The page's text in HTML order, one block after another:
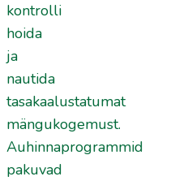
kontrolli
hoida
ja
nautida
tasakaalustatumat
mängukogemust.
Auhinnaprogrammid
pakuvad